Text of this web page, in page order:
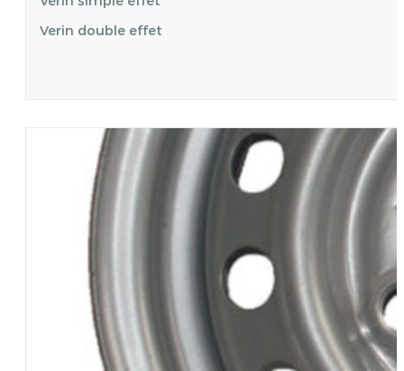
Verin double effet